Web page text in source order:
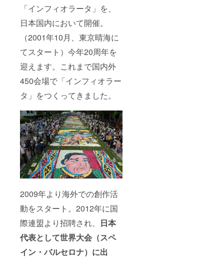
「インフィオラータ」を、
日本国内において開催。
（2001年10月、東京晴海に
てスタート）今年20周年を
迎えます。これまで国内外
450会場で「インフィオラー
タ」をつくってきました。
2009年より海外での創作活
動をスタート。2012年に国
際連盟より招聘され、 日本
代表として世界大会（スペ
イン・バルセロナ）に出